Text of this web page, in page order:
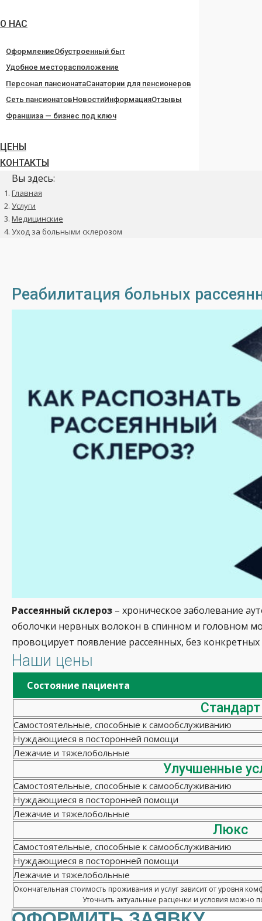
О НАС
ОформлениеОбустроенный быт
Удобное месторасположение
Персонал пансионатаСанатории для пенсионеров
Сеть пансионатовНовостиИнформацияОтзывы
Франшиза — бизнес под ключ
ЦЕНЫ
КОНТАКТЫ
Вы здесь:
Главная
Услуги
Медицинские
Уход за больными склерозом
Реабилитация больных
Рассеянный склероз – хроническое заболевание
оболочки нервных волокон в спинном и головном
провоцирует появление рассеянных, без
Наши цены
Состояние пациента
Стандарт
Самостоятельные, способные к самообслуживанию
Нуждающиеся в посторонней помощи
Лежачие и тяжелобольные
Улучшенные
Самостоятельные, способные к самообслуживанию
Нуждающиеся в посторонней помощи
Лежачие и тяжелобольные
Люкс
Самостоятельные, способные к самообслуживанию
Нуждающиеся в посторонней помощи
Лежачие и тяжелобольные
Окончательная стоимость проживания и услуг зависит от уровня
Уточнить актуальные расценки и условия можно